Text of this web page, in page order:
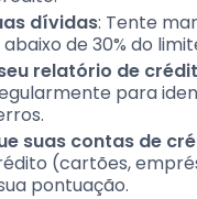
dívidas: Tente
de 30% do
relatório de
para
suas contas de
(cartões,
pontuação.